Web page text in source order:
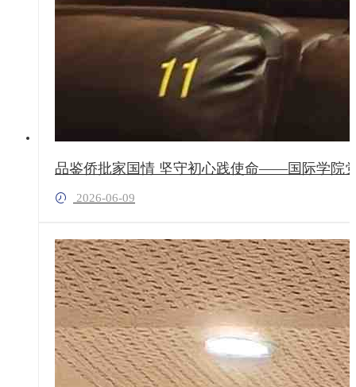
品鉴侨批家国情 坚守初心践使命——国际学院
2026-06-09